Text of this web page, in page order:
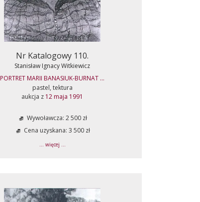
Nr Katalogowy 110.
Stanisław Ignacy Witkiewicz
PORTRET MARII BANASIUK-BURNAT ...
pastel, tektura
aukcja z 12 maja 1991
Wywoławcza: 2 500 zł
Cena uzyskana: 3 500 zł
... więcej ...